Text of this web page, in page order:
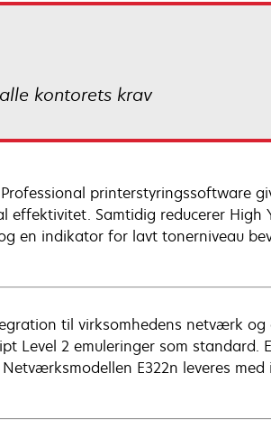
kontorets krav
printerstyringssoftware
effektivitet. Samtidig reducerer
en indikator for lavt tonerniveau
til virksomhedens netværk og
Level 2 emuleringer som
E322n leveres